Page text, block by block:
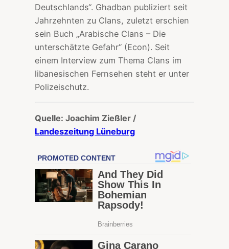
Deutschlands“. Ghadban publiziert seit
Jahrzehnten zu Clans, zuletzt erschien
sein Buch „Arabische Clans – Die
unterschätzte Gefahr“ (Econ). Seit
einem Interview zum Thema Clans im
libanesischen Fernsehen steht er unter
Polizeischutz.
Quelle: Joachim Zießler /
Landeszeitung Lüneburg